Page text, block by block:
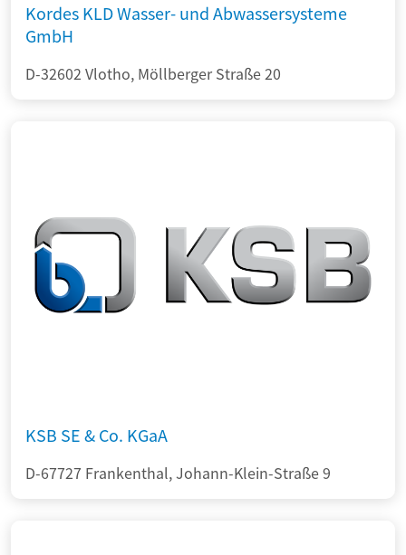
Kordes KLD Wasser- und Abwassersysteme
GmbH
D-32602 Vlotho, Möllberger Straße 20
KSB SE & Co. KGaA
D-67727 Frankenthal, Johann-Klein-Straße 9